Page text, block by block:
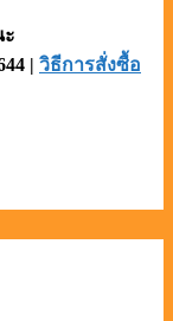
| วิธีการสั่งซื้อ